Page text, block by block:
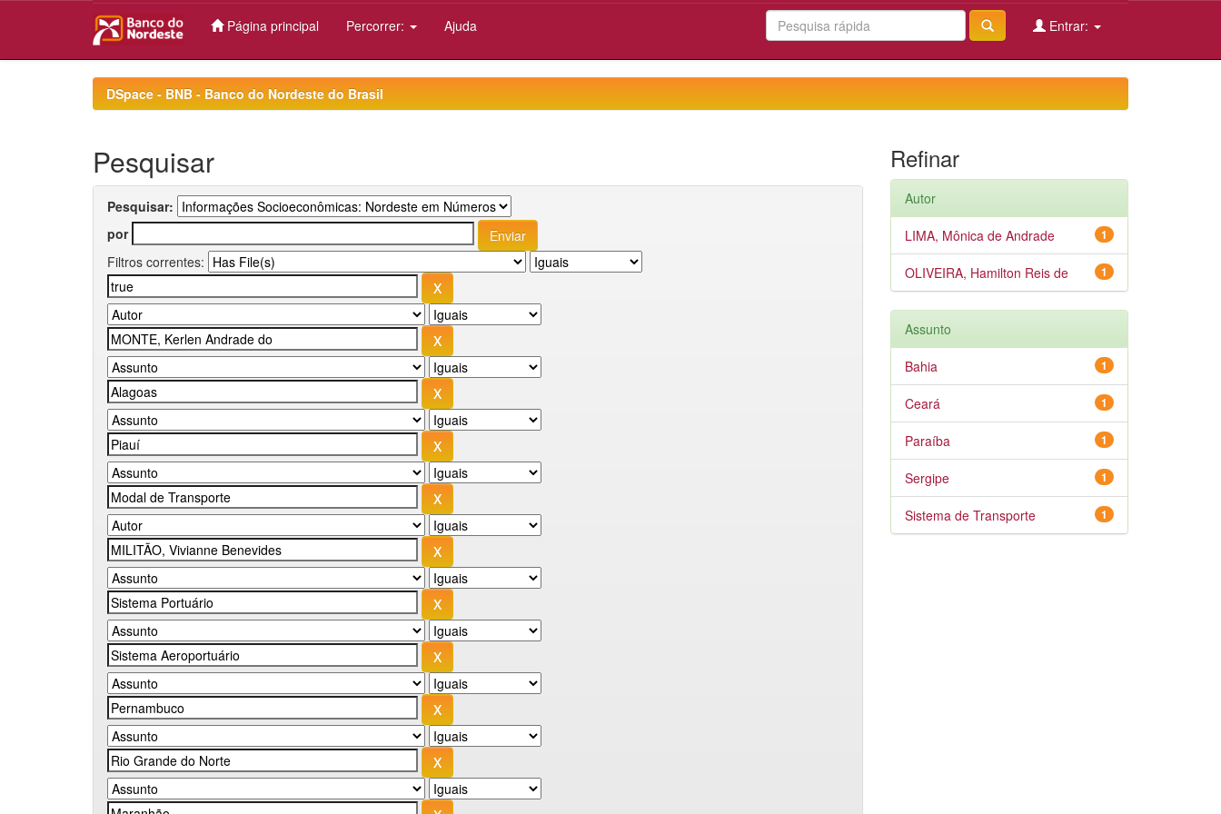
Página principal Percorrer: Ajuda Entrar:
DSpace - BNB - Banco do Nordeste do Brasil
Pesquisar
Pesquisar:
por
Filtros correntes:
Refinar
Autor
1
LIMA, Mônica de Andrade
1
OLIVEIRA, Hamilton Reis de
Assunto
1
Bahia
1
Ceará
1
Paraíba
1
Sergipe
1
Sistema de Transporte